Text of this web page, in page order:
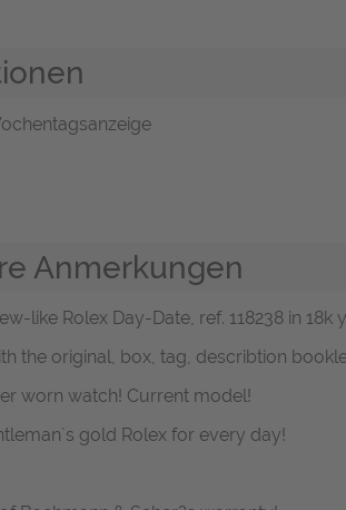
Anmerkungen
like Rolex Day-Date, ref. 118238 in
the original, box, tag, describtion
worn watch! Current model!
gold Rolex for every day!